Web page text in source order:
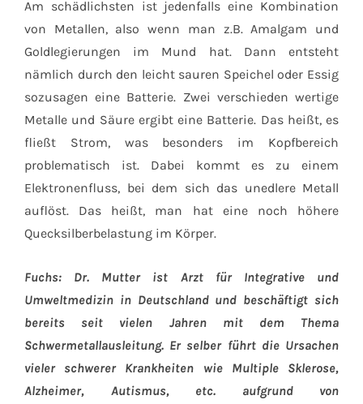
Am schädlichsten ist jedenfalls eine Kombination
von Metallen, also wenn man z.B. Amalgam und
Goldlegierungen im Mund hat. Dann entsteht
nämlich durch den leicht sauren Speichel oder Essig
sozusagen eine Batterie. Zwei verschieden wertige
Metalle und Säure ergibt eine Batterie. Das heißt, es
fließt Strom, was besonders im Kopfbereich
problematisch ist. Dabei kommt es zu einem
Elektronenfluss, bei dem sich das unedlere Metall
auflöst. Das heißt, man hat eine noch höhere
Quecksilberbelastung im Körper.
Fuchs: Dr. Mutter ist Arzt für Integrative und
Umweltmedizin in Deutschland und beschäftigt sich
bereits seit vielen Jahren mit dem Thema
Schwermetallausleitung. Er selber führt die Ursachen
vieler schwerer Krankheiten wie Multiple Sklerose,
Alzheimer, Autismus, etc. aufgrund von